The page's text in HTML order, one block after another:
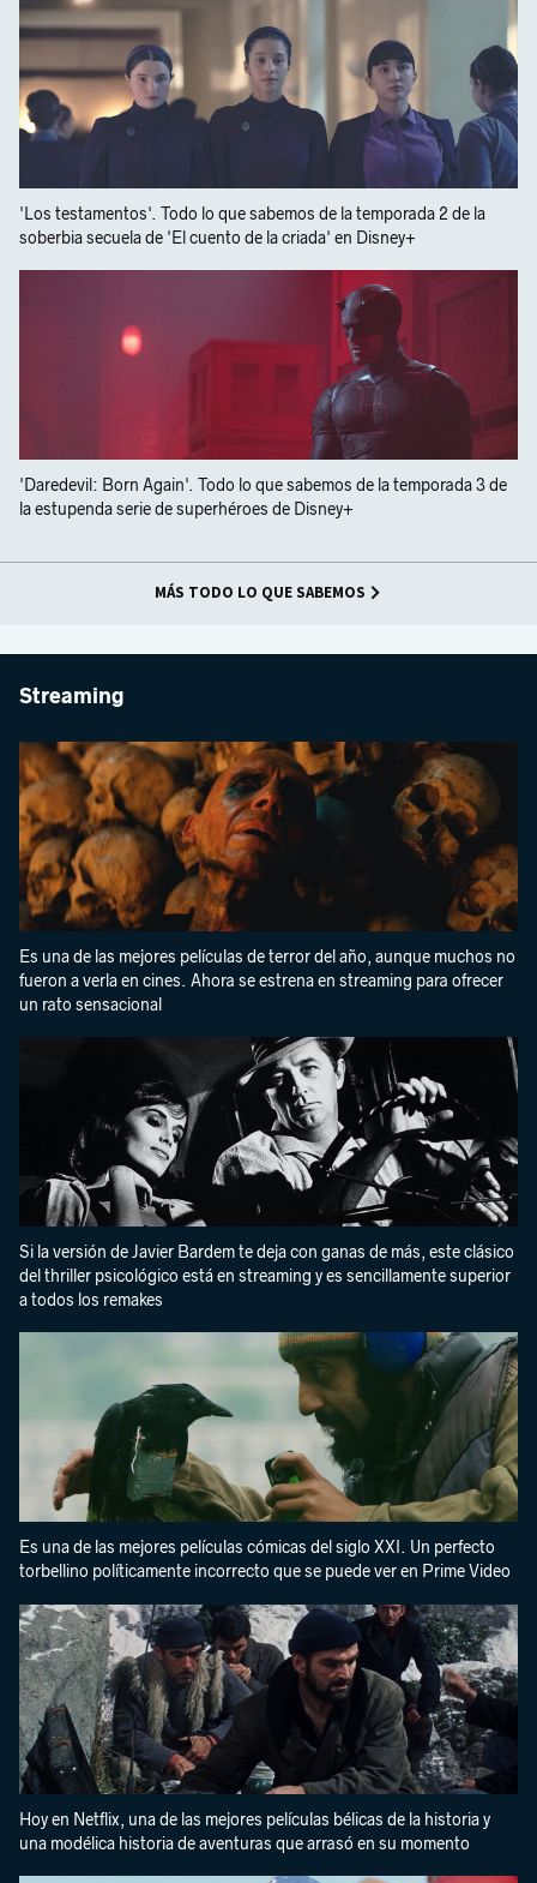
'Los testamentos'. Todo lo que sabemos de la temporada 2 de la
soberbia secuela de 'El cuento de la criada' en Disney+
'Daredevil: Born Again'. Todo lo que sabemos de la temporada 3 de
la estupenda serie de superhéroes de Disney+
MÁS TODO LO QUE SABEMOS
Streaming
Es una de las mejores películas de terror del año, aunque muchos no
fueron a verla en cines. Ahora se estrena en streaming para ofrecer
un rato sensacional
Si la versión de Javier Bardem te deja con ganas de más, este clásico
del thriller psicológico está en streaming y es sencillamente superior
a todos los remakes
Es una de las mejores películas cómicas del siglo XXI. Un perfecto
torbellino políticamente incorrecto que se puede ver en Prime Video
Hoy en Netflix, una de las mejores películas bélicas de la historia y
una modélica historia de aventuras que arrasó en su momento